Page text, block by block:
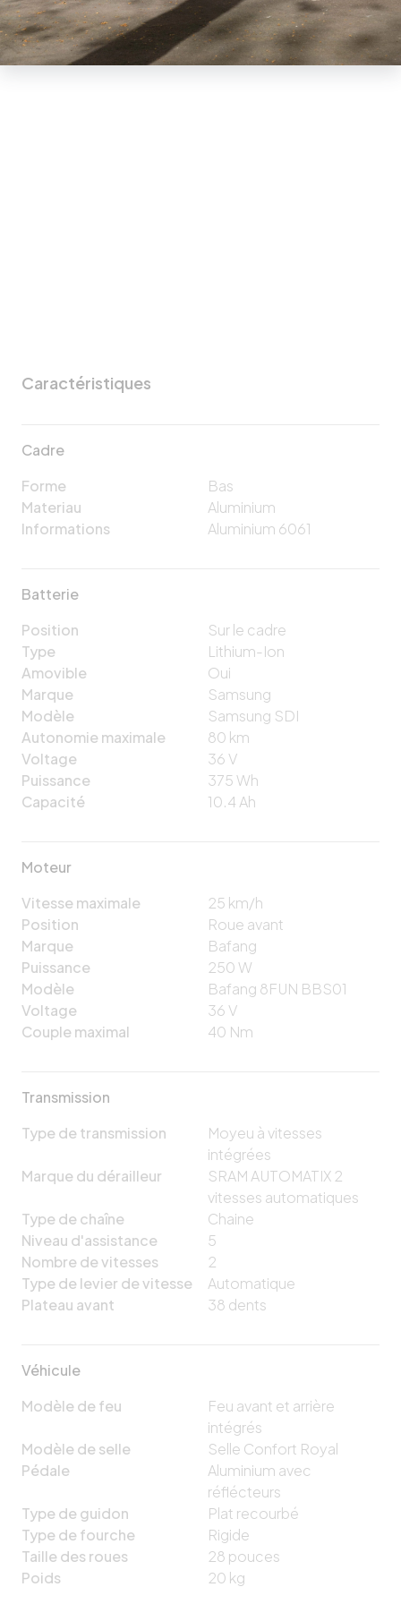
Caractéristiques
Cadre
Forme
Bas
Materiau
Aluminium
Informations
Aluminium 6061
Batterie
Position
Sur le cadre
Type
Lithium-Ion
Amovible
Oui
Marque
Samsung
Modèle
Samsung SDI
Autonomie maximale
80 km
Voltage
36V
Puissance
375Wh
Capacité
10.4 Ah
Moteur
Vitesse maximale
25 km/h
Position
Roue avant
Marque
Bafang
Puissance
250W
Modèle
Bafang 8FUN BBS01
Voltage
36V
Couple maximal
40 Nm
Transmission
Type de transmission
Moyeu à vitesses
intégrées
Marque du dérailleur
SRAM AUTOMATIX 2
vitesses automatiques
Type de chaîne
Chaine
Niveau d'assistance
5
Nombre de vitesses
2
Type de levier de vitesse
Automatique
Plateau avant
38 dents
Véhicule
Modèle de feu
Feu avant et arrière
intégrés
Modèle de selle
Selle Confort Royal
Pédale
Aluminium avec
réflécteurs
Type de guidon
Plat recourbé
Type de fourche
Rigide
Taille des roues
28 pouces
Poids
20 kg